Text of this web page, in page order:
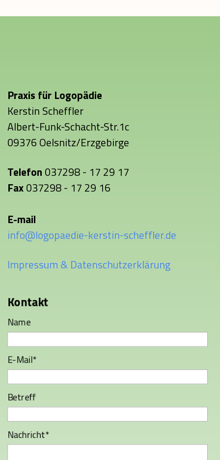
Praxis für Logopädie
Kerstin Scheffler
Albert-Funk-Schacht-Str.1c
09376 Oelsnitz/Erzgebirge
Telefon 037298 - 17 29 17
Fax037298 - 17 29 16
E-mail
info@logopaedie-kerstin-scheffler.de
Impressum & Datenschutzerklärung
Kontakt
Name
E-Mail*
Betreff
Nachricht*